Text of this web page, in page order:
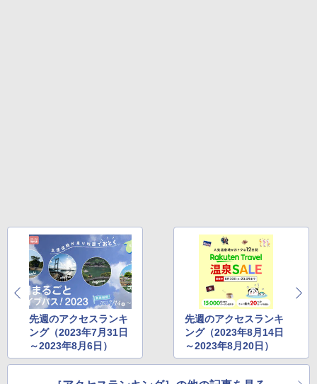
コンパクト iimono117 (ブルー)
￥3,080
先週のアクセスランキ
ング（2023年7月31日
～2023年8月6日）
先週のアクセスランキ
ング（2023年8月14日
～2023年8月20日）